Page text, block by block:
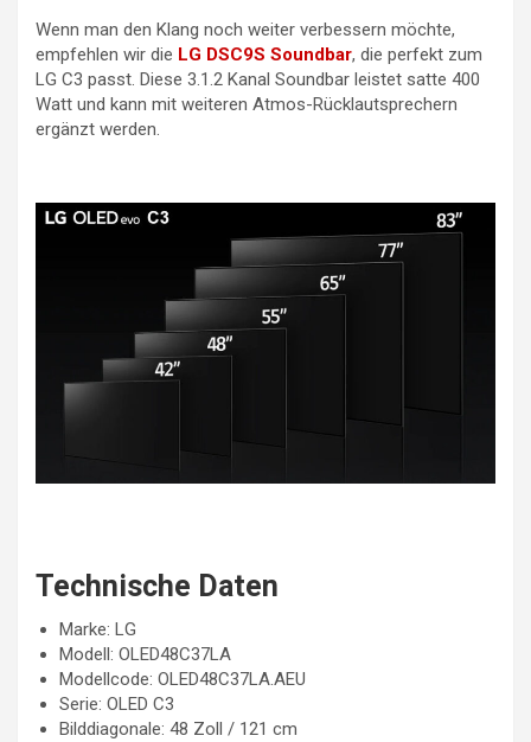
Wenn man den Klang noch weiter verbessern möchte,
empfehlen wir die LG DSC9S Soundbar, die perfekt zum
LG C3 passt. Diese 3.1.2 Kanal Soundbar leistet satte 400
Watt und kann mit weiteren Atmos-Rücklautsprechern
ergänzt werden.
Technische Daten
Marke: LG
Modell: OLED48C37LA
Modellcode: OLED48C37LA.AEU
Serie: OLED C3
Bilddiagonale: 48 Zoll / 121 cm